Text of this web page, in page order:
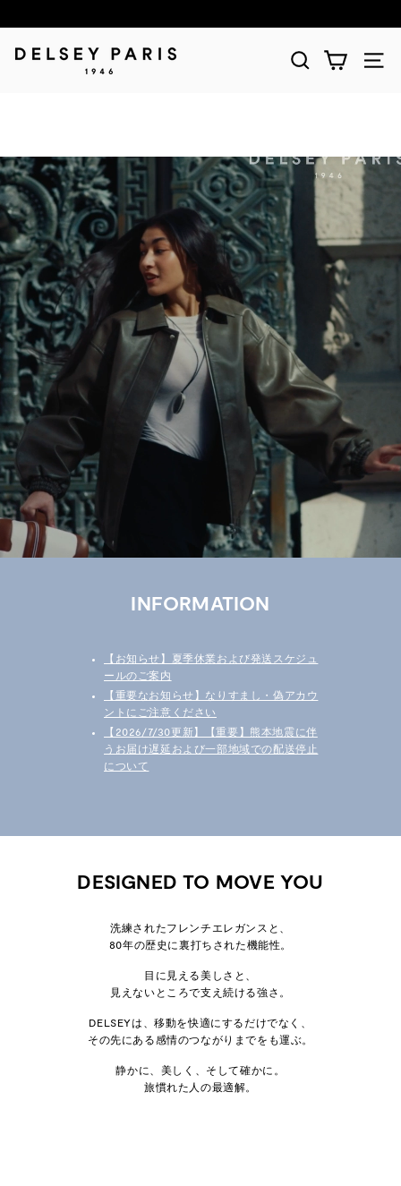
D
E
Y
(デ
ル
セ
ー)
公
式
シ
ョ
ッ
プ
本
店
INFORMATION
【お知らせ】夏季休業および発送スケジュ
ールのご案内
【重要なお知らせ】なりすまし・偽アカウ
ントにご注意ください
【2026/7/30更新】【重要】熊本地震に伴
うお届け遅延および一部地域での配送停止
について
DESIGNED TO MOVE YOU
洗練されたフレンチエレガンスと、
80年の歴史に裏打ちされた機能性。
目に見える美しさと、
見えないところで支え続ける強さ。
DELSEYは、移動を快適にするだけでなく、
その先にある感情のつながりまでをも運ぶ。
静かに、美しく、そして確かに。
旅慣れた人の最適解。